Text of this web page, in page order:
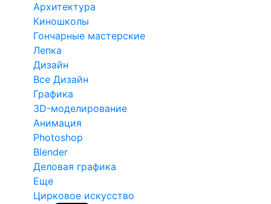
Архитектура
Киношколы
Гончарные мастерские
Лепка
Дизайн
Все Дизайн
Графика
3D-моделирование
Анимация
Photoshop
Blender
Деловая графика
Еще
Цирковое искусство